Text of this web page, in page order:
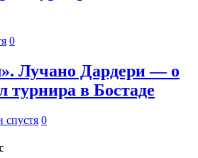
0
Лучано Дардери — о
турнира в Бостаде
спустя 0